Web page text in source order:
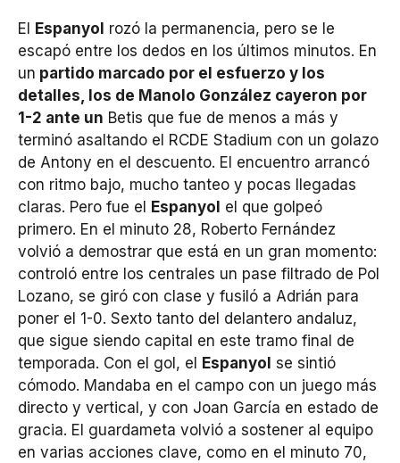
El Espanyol rozó la permanencia, pero se le
escapó entre los dedos en los últimos minutos. En
un partido marcado por el esfuerzo y los
detalles, los de Manolo González cayeron por
1-2 ante un Betis que fue de menos a más y
terminó asaltando el RCDE Stadium con un golazo
de Antony en el descuento. El encuentro arrancó
con ritmo bajo, mucho tanteo y pocas llegadas
claras. Pero fue el
Espanyol el que golpeó
primero. En el minuto 28, Roberto Fernández
volvió a demostrar que está en un gran momento:
controló entre los centrales un pase filtrado de Pol
Lozano, se giró con clase y fusiló a Adrián para
poner el 1-0. Sexto tanto del delantero andaluz,
que sigue siendo capital en este tramo final de
temporada. Con el gol, el
Espanyol se sintió
cómodo. Mandaba en el campo con un juego más
directo y vertical, y con Joan García en estado de
gracia. El guardameta volvió a sostener al equipo
en varias acciones clave, como en el minuto 70,